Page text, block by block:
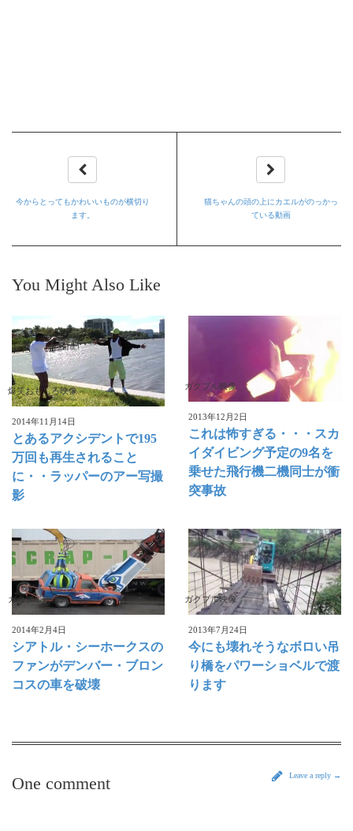
今からとってもかわいいものが横切り
ます。
猫ちゃんの頭の上にカエルがのっかっ
ている動画
You Might Also Like
爆笑おもしろ映像
2014年11月14日
とあるアクシデントで195
万回も再生されること
に・・ラッパーのアー写撮
影
ガクブル映像
2013年12月2日
これは怖すぎる・・・スカ
イダイビング予定の9名を
乗せた飛行機二機同士が衝
突事故
ガクブル映像
2014年2月4日
シアトル・シーホークスの
ファンがデンバー・ブロン
コスの車を破壊
ガクブル映像
2013年7月24日
今にも壊れそうなボロい吊
り橋をパワーショベルで渡
ります
One comment Leave a reply →